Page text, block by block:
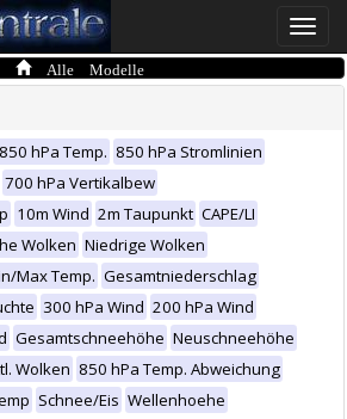
Toggle
Alle Modelle
850 hPa Temp. 850 hPa Stromlinien
700 hPa Vertikalbew
10m Wind 2m Taupunkt CAPE/LI
Wolken Niedrige Wolken
Max Temp. Gesamtniederschlag
300 hPa Wind 200 hPa Wind
Gesamtschneehöhe Neuschneehöhe
Wolken 850 hPa Temp. Abweichung
Schnee/Eis Wellenhoehe